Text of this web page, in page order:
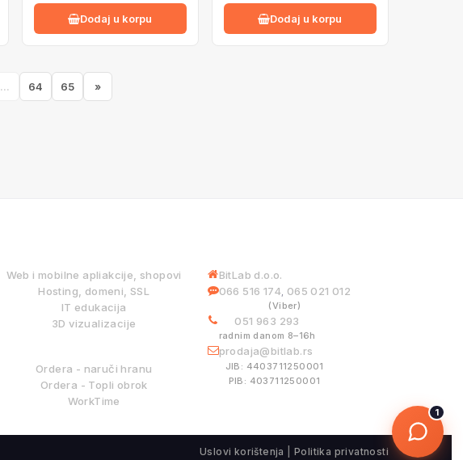
Dodaj u korpu Dodaj u korpu
... 64 65 »
Web i mobilne apliakcije, shopovi
Hosting, domeni, SSL
IT edukacija
3D vizualizacije
Ordera - naruči hranu
Ordera - Topli obrok
WorkTime
BitLab d.o.o.
066 516 174, 065 021 012
(Viber)
051 963 293
radnim danom 8–16h
prodaja@bitlab.rs
JIB: 4403711250001
PIB: 403711250001
Uslovi korištenja Politika privatnosti
1